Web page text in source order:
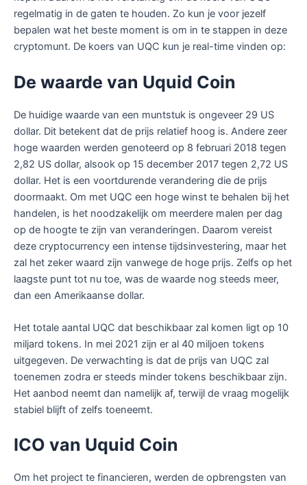
regelmatig in de gaten te houden. Zo kun je voor jezelf
bepalen wat het beste moment is om in te stappen in deze
cryptomunt. De koers van UQC kun je real-time vinden op:
De waarde van Uquid Coin
De huidige waarde van een muntstuk is ongeveer 29 US
dollar. Dit betekent dat de prijs relatief hoog is. Andere zeer
hoge waarden werden genoteerd op 8 februari 2018 tegen
2,82 US dollar, alsook op 15 december 2017 tegen 2,72 US
dollar. Het is een voortdurende verandering die de prijs
doormaakt. Om met UQC een hoge winst te behalen bij het
handelen, is het noodzakelijk om meerdere malen per dag
op de hoogte te zijn van veranderingen. Daarom vereist
deze cryptocurrency een intense tijdsinvestering, maar het
zal het zeker waard zijn vanwege de hoge prijs. Zelfs op het
laagste punt tot nu toe, was de waarde nog steeds meer,
dan een Amerikaanse dollar.
Het totale aantal UQC dat beschikbaar zal komen ligt op 10
miljard tokens. In mei 2021 zijn er al 40 miljoen tokens
uitgegeven. De verwachting is dat de prijs van UQC zal
toenemen zodra er steeds minder tokens beschikbaar zijn.
Het aanbod neemt dan namelijk af, terwijl de vraag mogelijk
stabiel blijft of zelfs toeneemt.
ICO van Uquid Coin
Om het project te financieren, werden de opbrengsten van